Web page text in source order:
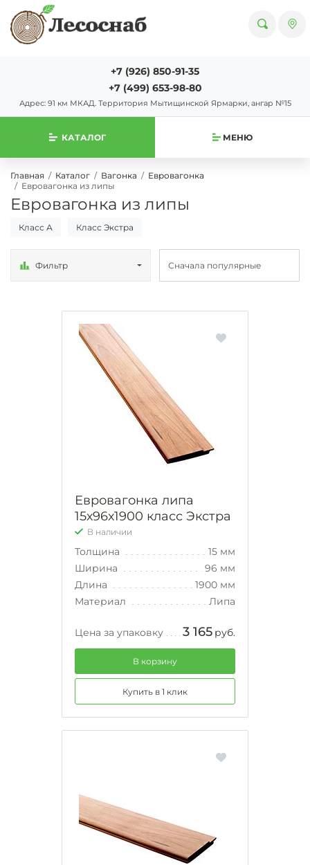
+7 (926) 850-91-35
+7 (499) 653-98-80
Адрес: 91 км МКАД. Территория Мытищинской Ярмарки, ангар №15
КАТАЛОГ МЕНЮ
Главная Каталог Вагонка
Евровагонка
Евровагонка из липы
Евровагонка из липы
Класс А Класс Экстра
Фильтр
Евровагонка липа
15х96х1900 класс Экстра
В наличии
Толщина
15 мм
Ширина
96 мм
Длина
1900 мм
Материал
Липа
Цена за упаковку 3 165 руб.
В корзину
Купить в 1 клик